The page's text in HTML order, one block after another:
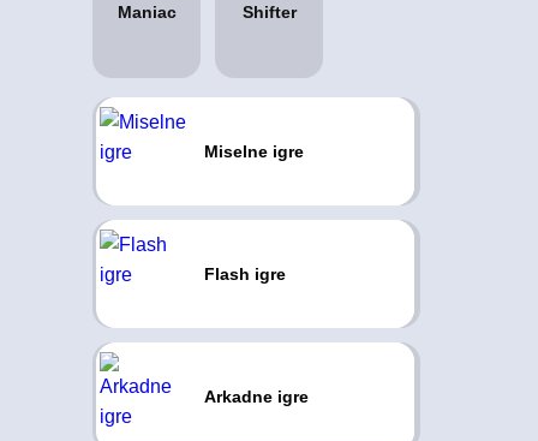
Miselne igre
Flash igre
Arkadne igre